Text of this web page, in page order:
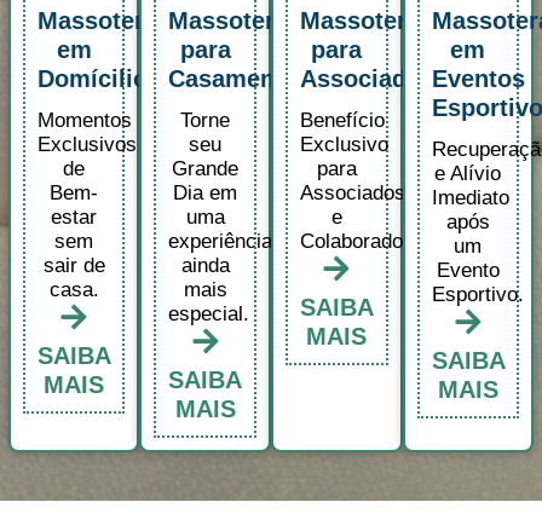
Massoterapia
em
Domícilio
Momentos
Exclusivos
de
Bem-
estar
sem
sair de
casa.
SAIBA
MAIS
Massoterapia
para
Casamentos
Torne
seu
Grande
Dia em
uma
experiência
ainda
mais
especial.
SAIBA
MAIS
Massoterapia
para
Associados
Benefício
Exclusivo
para
Associados
e
Colaboradores.
SAIBA
MAIS
em
Eventos
e Alívio
Imediato
após
um
Evento
Esportivo.
SAIBA
MAIS